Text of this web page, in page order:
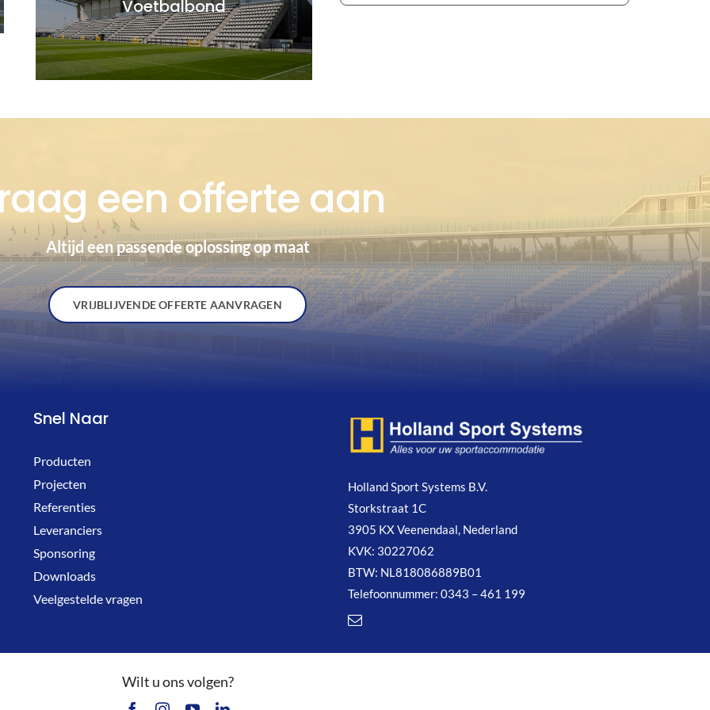
Voetbalbond
een offerte aan
Altijd een passende oplossing op maat
VRIJBLIJVENDE OFFERTE AANVRAGEN
Snel Naar
Producten
Projecten
Referenties
Leveranciers
Sponsoring
Downloads
Veelgestelde vragen
Holland Sport Systems B.V.
Storkstraat 1C
3905 KX Veenendaal, Nederland
KVK: 30227062
BTW: NL818086889B01
Telefoonnummer: 0343 – 461 199
Wilt u ons volgen?